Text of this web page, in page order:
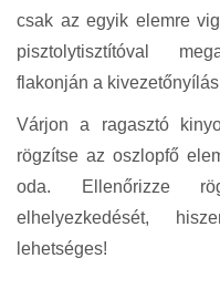
csak az egyik elemre
pisztolytisztítóval
flakonján a
Várjon a ragasztó
rögzítse az oszlopfő
oda. Ellenőrizze
elhelyezkedését,
lehetséges!